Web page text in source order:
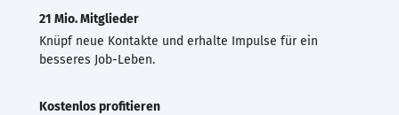
21 Mio. Mitglieder
Knüpf neue Kontakte und erhalte Impulse für ein
besseres Job-Leben.
Kostenlos profitieren